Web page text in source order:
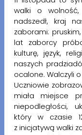
walki o
nadszedł, kraj
zaborami:
lat zaborcy
kulturę, język,
naszych
ocalone. Walczyli
Uczniowie
miała miejsce
niepodległości,
który w czasie
z inicjatywą walki